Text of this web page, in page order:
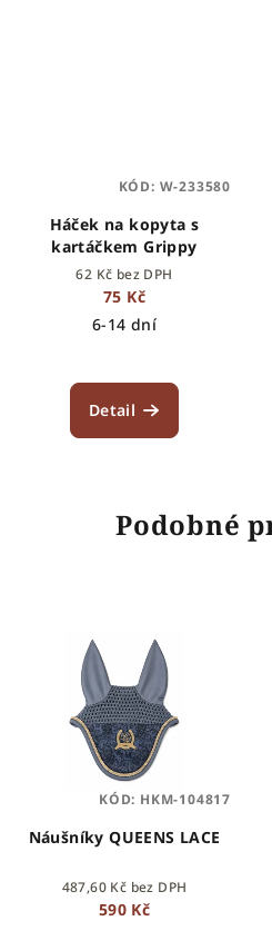
Háček na kopyta s
kartáčkem Grippy
62 Kč bez DPH
75 Kč
6-14 dní
Detail
KÓD: W-233580
Podobné
Náušníky QUEENS LACE
487,60 Kč bez DPH
590 Kč
KÓD: HKM-104817